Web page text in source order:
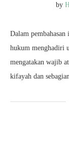
by
Dalam pembahasan
hukum menghadiri
mengatakan wajib
kifayah dan